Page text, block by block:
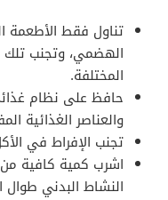
تناول فقط
الهضمي، وتجنب
المختلفة.
حافظ على نظام
والعناصر الغذائية
تجنب الإفراط في
اشرب كمية كافية من
النشاط البدني طوال